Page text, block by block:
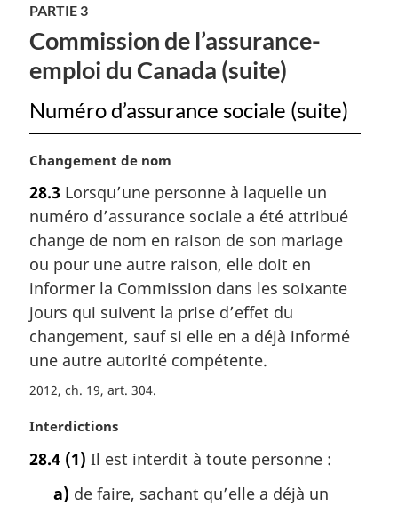
du
Développement
social
et
Développement
social
et
du
Développement
social
PARTIE 3
Commission de l’assurance-
emploi du Canada (suite)
Numéro d’assurance sociale (suite)
N
t
e
m
a
g
i
n
a
e
Changement de nom
28.3 Lorsqu’une personne à laquelle un
numéro d’assurance sociale a été attribué
change de nom en raison de son mariage
ou pour une autre raison, elle doit en
informer la Commission dans les soixante
jours qui suivent la prise d’effet du
changement, sauf si elle en a déjà informé
une autre autorité compétente.
2012, ch. 19, art. 304
N
t
Interdictions
28.4 (1) Il est interdit à toute personne :
a) de faire, sachant qu’elle a déjà un